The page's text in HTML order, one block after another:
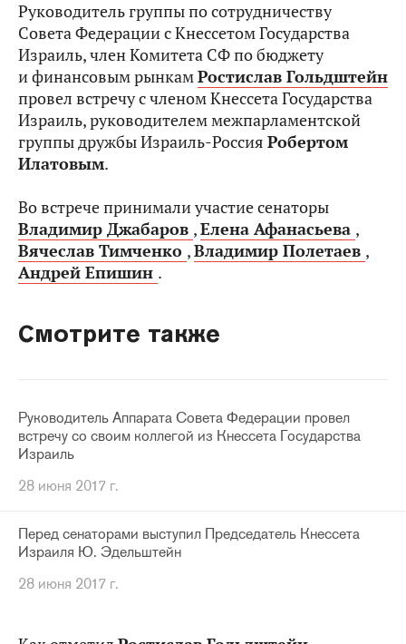
Руководитель группы по сотрудничеству
Совета Федерации с Кнессетом Государства
Израиль, член Комитета СФ по бюджету
и финансовым рынкамРостислав Гольдштейн
провел встречу с членом Кнессета Государства
Израиль, руководителем межпарламентской
группы дружбы Израиль-Россия Робертом
Илатовым.
Во встрече принимали участие сенаторы
Владимир Джабаров ,Елена Афанасьева ,
Вячеслав Тимченко ,Владимир Полетаев ,
Андрей Епишин .
Смотрите также
Руководитель Аппарата Совета Федерации провел
встречу со своим коллегой из Кнессета Государства
Израиль
28 июня 2017 г.
Перед сенаторами выступил Председатель Кнессета
Израиля Ю. Эдельштейн
28 июня 2017 г.